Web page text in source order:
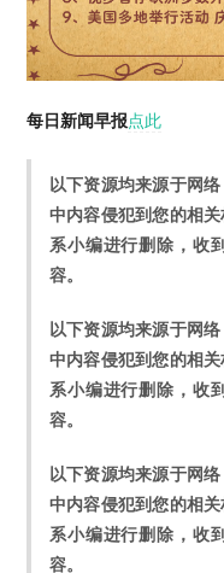
每日新闻早报点此
以下资源均来源于网
中内容侵犯到您的相
系小编进行删除，收
容。
以下资源均来源于网
中内容侵犯到您的相
系小编进行删除，收
容。
以下资源均来源于网
中内容侵犯到您的相
系小编进行删除，收
容。